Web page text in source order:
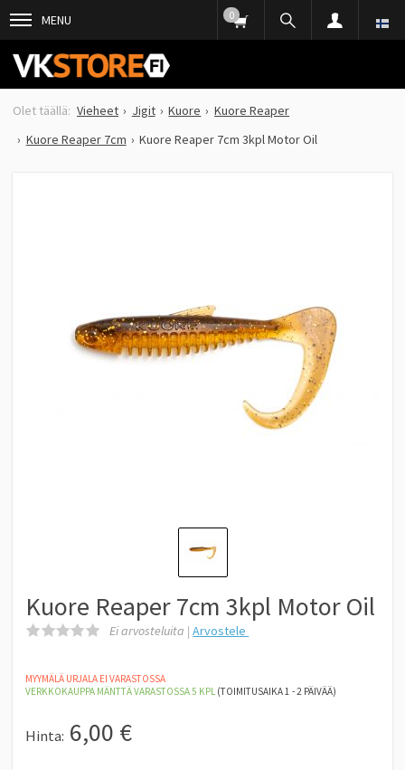
MENU 0
Vieheet Jigit Kuore
Kuore Reaper
Kuore Reaper 7cm
Kuore Reaper 7cm 3kpl Motor Oil
Kuore Reaper 7cm 3kpl Motor Oil
Ei arvosteluita |Arvostele
MYYMÄLÄ URJALA EI VARASTOSSA
VERKKOKAUPPA MÄNTTÄVARASTOSSA 5 KPL(TOIMITUSAIKA 1 - 2 PÄIVÄÄ)
Hinta: 6,00 €